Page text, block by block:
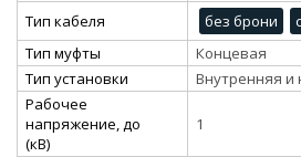
Тип кабеля без брони
Тип муфты
Концевая
Тип установки
Внутренняя и
Рабочее
напряжение, до
(кВ)
1